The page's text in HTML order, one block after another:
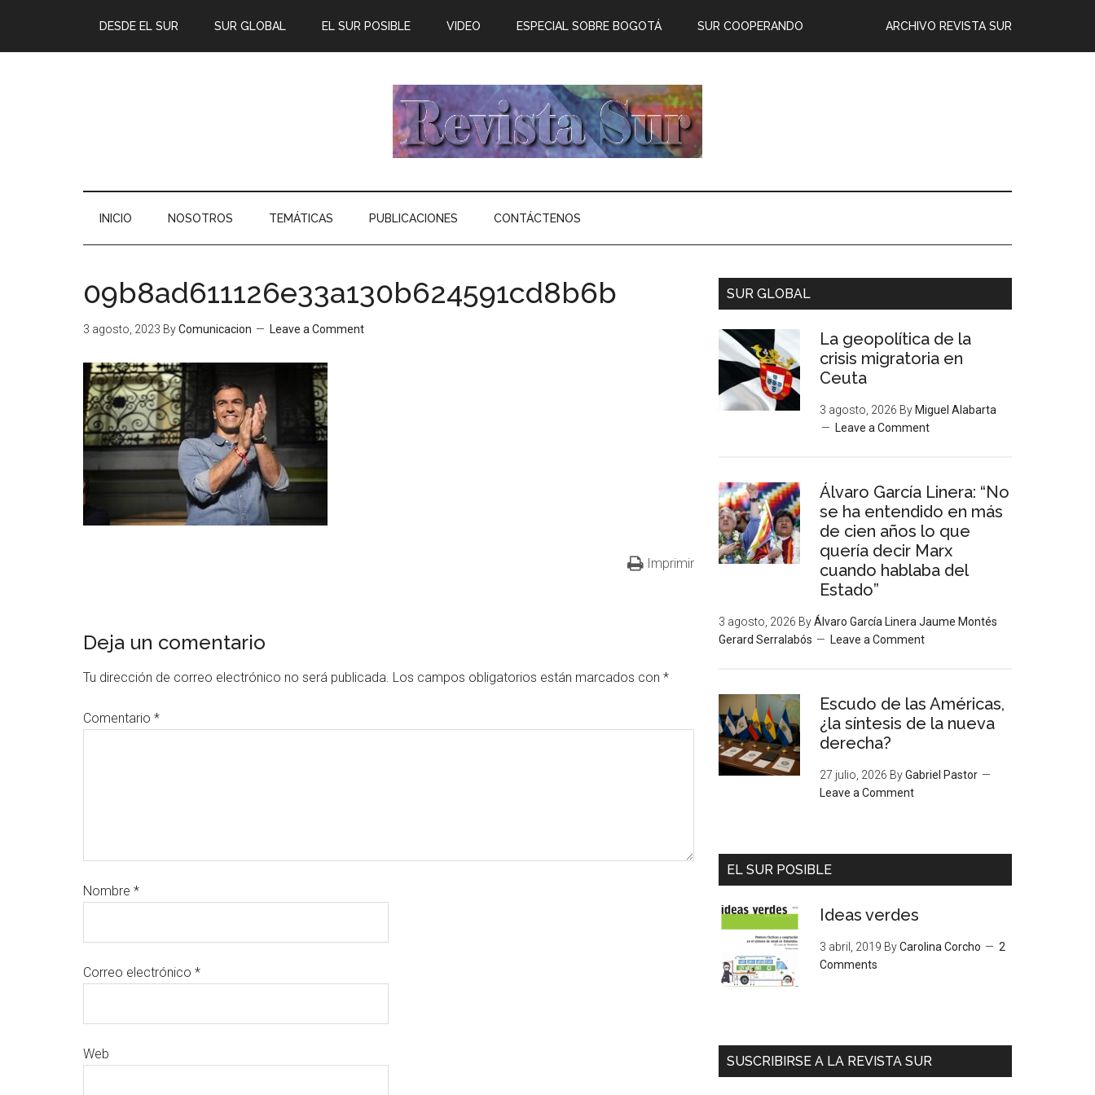
DESDE EL SUR SUR GLOBAL EL SUR POSIBLE ARCHIVO REVISTA SUR
VIDEO ESPECIAL SOBRE BOGOTÁ SUR COOPERANDO
INICIO NOSOTROS TEMÁTICAS PUBLICACIONES CONTÁCTENOS
09b8ad611126e33a130b624591cd8b6b
3 agosto, 2023 ByComunicacion Leave a Comment
Imprimir
Deja un comentario
Tu dirección de correo electrónico no será publicada. Los campos obligatorios están marcados con *
Comentario *
Nombre *
Correo electrónico *
Web
SUR GLOBAL
La geopolítica de la
crisis migratoria en
Ceuta
3 agosto, 2026 By Miguel Alabarta
Leave a Comment
Álvaro García Linera: “No
se ha entendido en más
de cien años lo que
quería decir Marx
cuando hablaba del
Estado”
3 agosto, 2026 ByÁlvaro García Linera Jaume Montés
Gerard Serralabós
Leave a Comment
Escudo de las Américas,
¿la síntesis de la nueva
derecha?
27 julio, 2026 ByGabriel Pastor
Leave a Comment
EL SUR POSIBLE
Ideas verdes
3 abril, 2019 ByCarolina Corcho
2
Comments
SUSCRIBIRSE A LA REVISTA SUR